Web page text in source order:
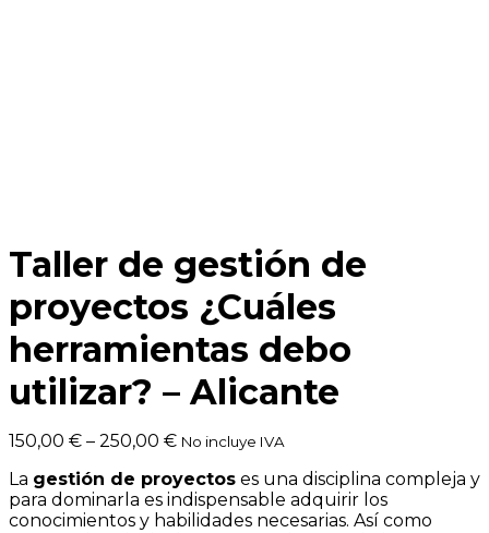
Taller de gestión de
proyectos ¿Cuáles
herramientas debo
utilizar? – Alicante
150,00 € – 250,00 € No incluye IVA
La gestión de proyectos es una disciplina compleja y
para dominarla es indispensable adquirir los
conocimientos y habilidades necesarias. Así como